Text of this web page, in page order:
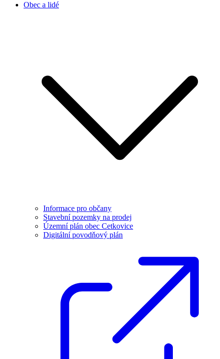
Obec a lidé
Informace pro občany
Stavební pozemky na prodej
Územní plán obec Cetkovice
Digitální povodňový plán